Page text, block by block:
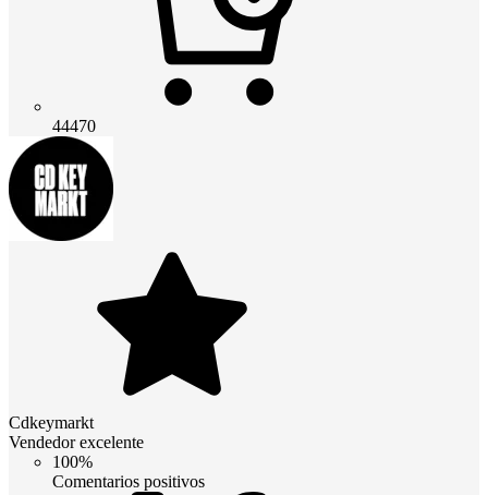
44470
Cdkeymarkt
Vendedor excelente
100%
Comentarios positivos